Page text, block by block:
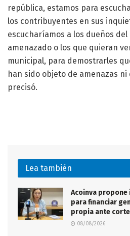
república, estamos para
los contribuyentes en sus
escucharíamos a los dueños
amenazado o los que quieran
municipal, para demostrarles
han sido objeto de amenazas
precisó.
Lea también
Acoinva
para financiar
propia ante
08/08/2026